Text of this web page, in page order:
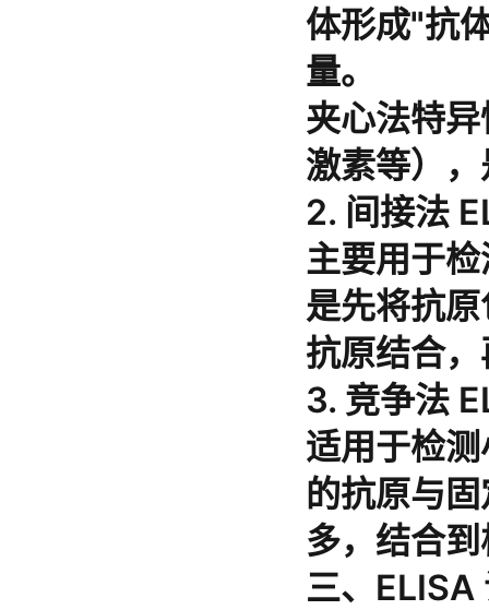
体形成"抗
量。
夹心法特
激素等）
2. 间接法
主要用于
是先将抗
抗原结合
3. 竞争法
适用于检
的抗原与
多，结合
三、ELISA